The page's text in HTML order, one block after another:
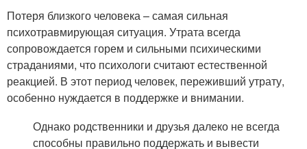
Потеря близкого человека – самая сильная
психотравмирующая ситуация. Утрата всегда
сопровождается горем и сильными психическими
страданиями, что психологи считают естественной
реакцией. В этот период человек, переживший утрату,
особенно нуждается в поддержке и внимании.
Однако родственники и друзья далеко не всегда
способны правильно поддержать и вывести